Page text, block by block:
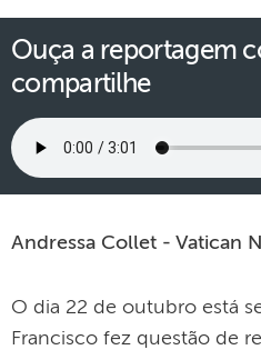
Ouça a reportagem
compartilhe
Andressa Collet - Vatican
O dia 22 de outubro está
Francisco fez questão de